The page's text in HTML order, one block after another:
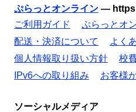
ぷらっとオンライン —
ご利用ガイド
ぷらっとオ
配送・決済について
よく
個人情報取り扱い方針
校
IPv6への取り組み
お客様
ソーシャルメディア